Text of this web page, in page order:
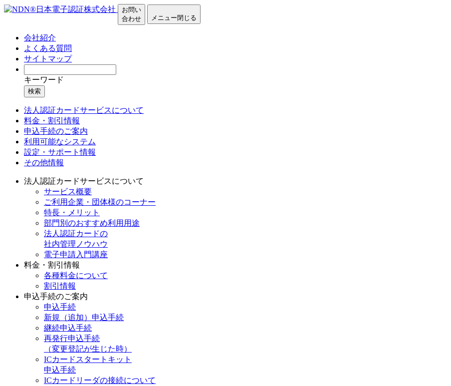
お問い
合わせ
メニュー閉じる
会社紹介
よくある質問
サイトマップ
キーワード
検索
法人認証カードサービスについて
料金・割引情報
申込手続のご案内
利用可能なシステム
設定・サポート情報
その他情報
法人認証カードサービスについて
サービス概要
ご利用企業・団体様のコーナー
特長・メリット
部門別のおすすめ利用用途
法人認証カードの
社内管理ノウハウ
電子申請入門講座
料金・割引情報
各種料金について
割引情報
申込手続のご案内
申込手続
新規（追加）申込手続
継続申込手続
再発行申込手続
（変更登記が生じた時）
ICカードスタートキット
申込手続
ICカードリーダの接続について